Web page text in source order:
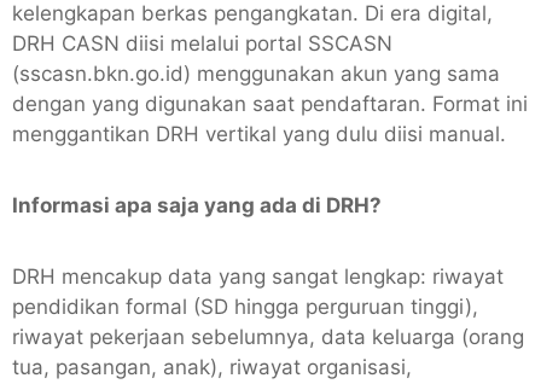
kelengkapan berkas pengangkatan. Di era digital,
DRH CASN diisi melalui portal SSCASN
(sscasn.bkn.go.id) menggunakan akun yang sama
dengan yang digunakan saat pendaftaran. Format ini
menggantikan DRH vertikal yang dulu diisi manual.
Informasi apa saja yang ada di DRH?
DRH mencakup data yang sangat lengkap: riwayat
pendidikan formal (SD hingga perguruan tinggi),
riwayat pekerjaan sebelumnya, data keluarga (orang
tua, pasangan, anak), riwayat organisasi,